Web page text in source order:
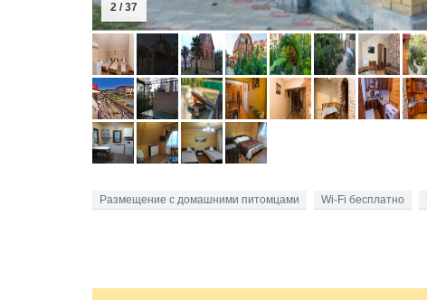
2 / 37
Размещение с домашними питомцами Wi-Fi бесплатно